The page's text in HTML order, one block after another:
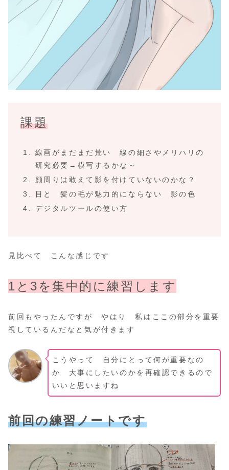
課題
線画がまだまだ荒い 線の細さやメリハリの
研究必要→模写するかな～
顔周りは敢えて影を付けていないのかな？
目と 髪の毛が魅力的にならない 影の色
デジタルツールの使い方
見比べて こんな感じです
1と3を集中的に練習します
前回もやったんですが やはり 私はここの部分を重要
視しているんだなと気が付きます
こうやって 自分にとって何が重要なの
か 大事にしたいのかを再確認できるので
いいと思いますね
前回の練習ノートです